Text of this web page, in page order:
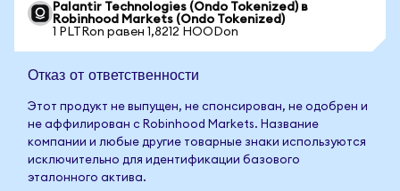
Palantir Technologies (Ondo Tokenized) в
Robinhood Markets (Ondo Tokenized)
1 PLTRon равен 1,8212 HOODon
Отказ от ответственности
Этот продукт не выпущен, не спонсирован, не одобрен и
не аффилирован с Robinhood Markets. Название
компании и любые другие товарные знаки используются
исключительно для идентификации базового
эталонного актива.